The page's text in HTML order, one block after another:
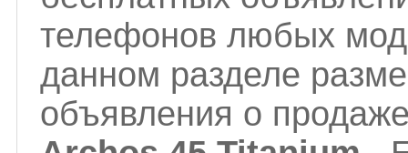
телефонов любых
данном разделе
объявления о